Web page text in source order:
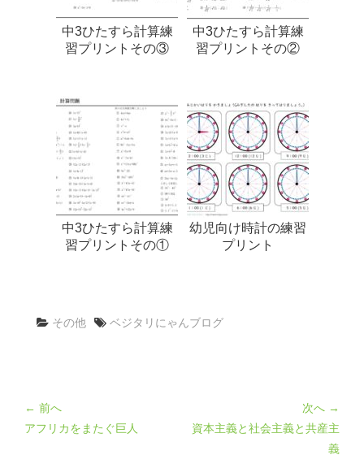
中3ひたすら計算練
習プリントその③
中3ひたすら計算練
習プリントその②
中3ひたすら計算練
習プリントその①
幼児向け時計の練習
プリント
その他 ベジタリにゃんブログ
← 前へ
アフリカをまたぐ巨人
次へ →
資本主義と社会主義と共産主
義